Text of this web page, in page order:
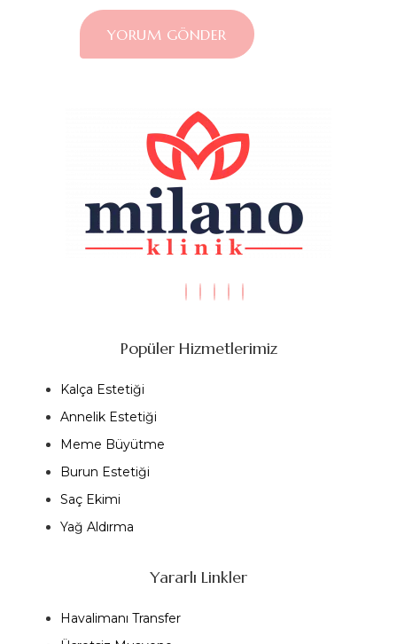
Popüler Hizmetlerimiz
Kalça Estetiği
Annelik Estetiği
Meme Büyütme
Burun Estetiği
Saç Ekimi
Yağ Aldırma
Yararlı Linkler
Havalimanı Transfer